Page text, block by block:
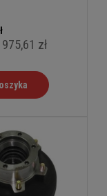
975,61 zł